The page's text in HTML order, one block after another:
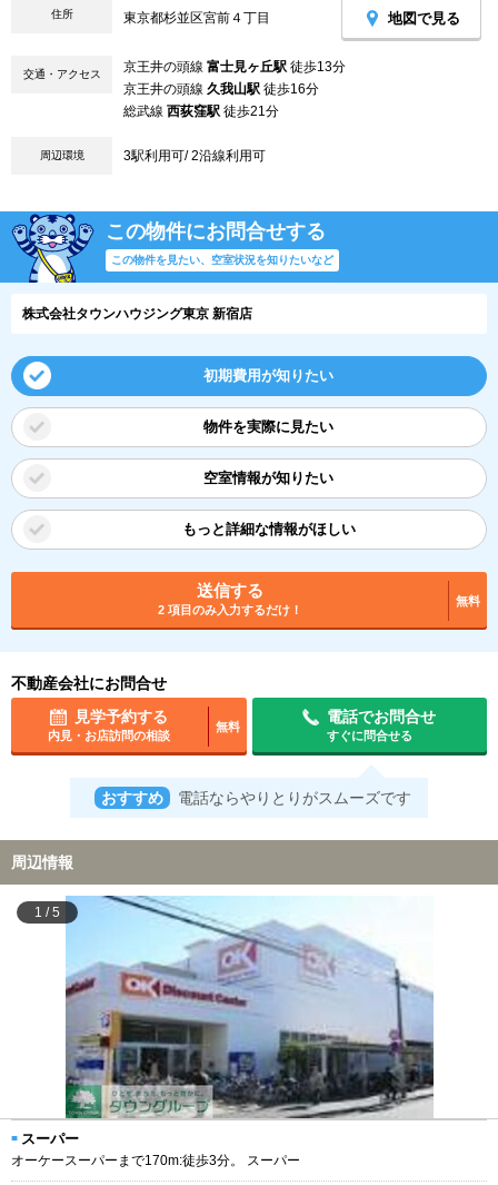
住所 東京都杉並区宮前４丁目 地図で見る
交通・アクセス 京王井の頭線 富士見ヶ丘駅 徒歩13分
京王井の頭線 久我山駅 徒歩16分
総武線 西荻窪駅 徒歩21分
周辺環境 3駅利用可/ 2沿線利用可
この物件にお問合せする
この物件を見たい、空室状況を知りたいなど
株式会社タウンハウジング東京 新宿店
初期費用が知りたい
物件を実際に見たい
空室情報が知りたい
もっと詳細な情報がほしい
送信する
2 項目のみ入力するだけ！
無料
不動産会社にお問合せ
見学予約する
内見・お店訪問の相談
無料
電話でお問合せ
すぐに問合せる
おすすめ 電話ならやりとりがスムーズです
周辺情報
1 /5
スーパー
オーケースーパーまで170m:徒歩3分。 スーパー